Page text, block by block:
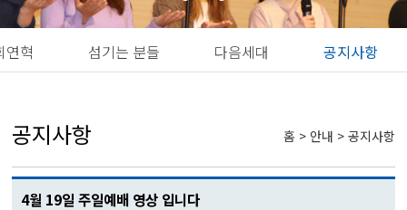
연혁 섬기는 분들 다음세대 공지사항
공지사항 홈 > 안내 > 공지사항
4월 19일 주일예배 영상 입니다